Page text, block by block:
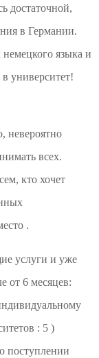
достаточной,
в Германии.
языка и
университет!
невероятно
всех.
кто хочет
.
услуги и уже
от 6 месяцев:
: 5 )
поступлении